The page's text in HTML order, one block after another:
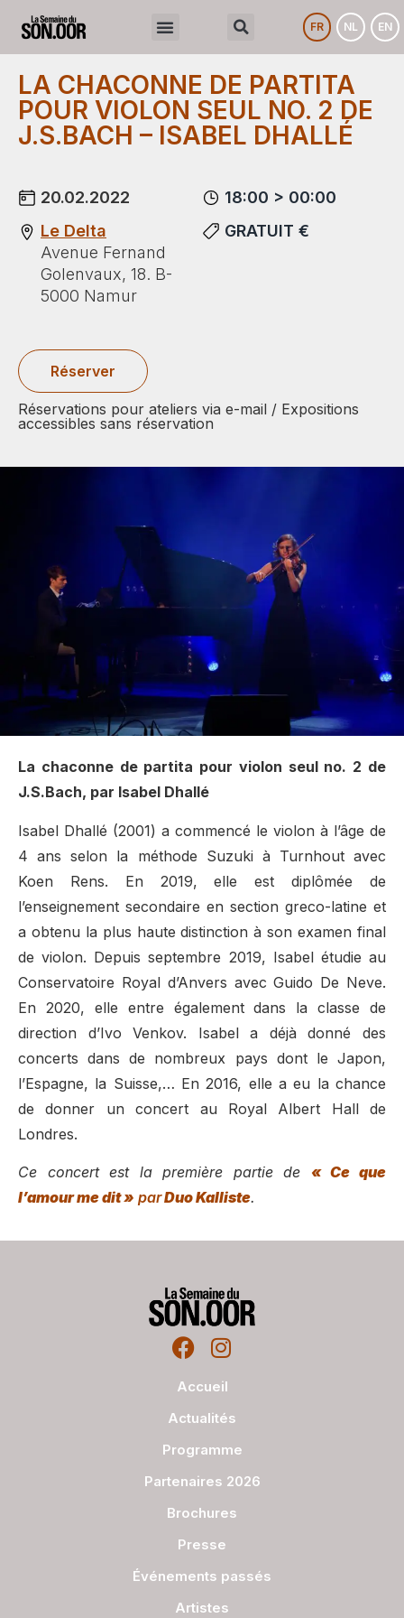
FR NL EN
LA CHACONNE DE PARTITA
POUR VIOLON SEUL NO. 2 DE
J.S.BACH – ISABEL DHALLÉ
20.02.2022
Le Delta
Avenue Fernand
Golenvaux, 18. B-
5000 Namur
18:00 > 00:00
GRATUIT €
Réserver
Réservations pour ateliers via e-mail / Expositions
accessibles sans réservation
La chaconne de partita pour violon seul no. 2 de
J.S.Bach, par Isabel Dhallé
Isabel Dhallé (2001) a commencé le violon à l’âge de
4 ans selon la méthode Suzuki à Turnhout avec
Koen Rens. En 2019, elle est diplômée de
l’enseignement secondaire en section greco-latine et
a obtenu la plus haute distinction à son examen final
de violon. Depuis septembre 2019, Isabel étudie au
Conservatoire Royal d’Anvers avec Guido De Neve.
En 2020, elle entre également dans la classe de
direction d’Ivo Venkov. Isabel a déjà donné des
concerts dans de nombreux pays dont le Japon,
l’Espagne, la Suisse,… En 2016, elle a eu la chance
de donner un concert au Royal Albert Hall de
Londres.
Ce concert est la première partie de « Ce que
l’amour me dit » parDuo Kalliste.
Accueil
Actualités
Programme
Partenaires 2026
Brochures
Presse
Événements passés
Artistes